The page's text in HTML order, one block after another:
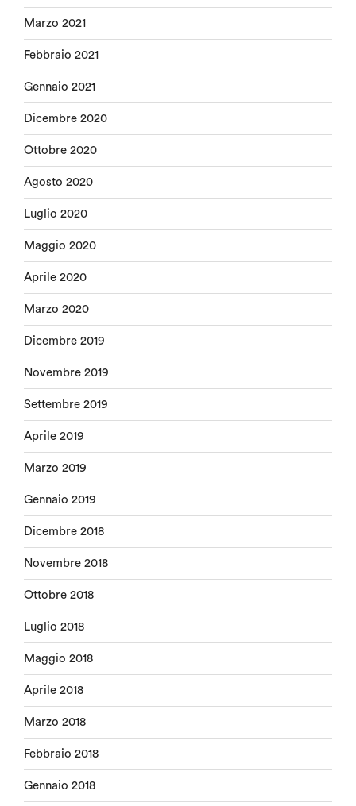
Marzo 2021
Febbraio 2021
Gennaio 2021
Dicembre 2020
Ottobre 2020
Agosto 2020
Luglio 2020
Maggio 2020
Aprile 2020
Marzo 2020
Dicembre 2019
Novembre 2019
Settembre 2019
Aprile 2019
Marzo 2019
Gennaio 2019
Dicembre 2018
Novembre 2018
Ottobre 2018
Luglio 2018
Maggio 2018
Aprile 2018
Marzo 2018
Febbraio 2018
Gennaio 2018